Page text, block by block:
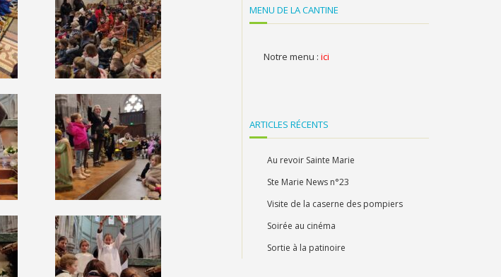
MENU DE LA CANTINE
Notre menu : ici
ARTICLES RÉCENTS
Au revoir Sainte Marie
Ste Marie News n°23
Visite de la caserne des pompiers
Soirée au cinéma
Sortie à la patinoire